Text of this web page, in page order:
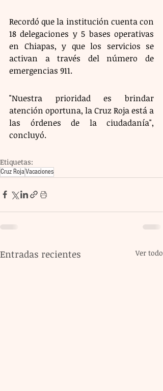
Recordó que la institución cuenta con
18 delegaciones y 5 bases operativas
en Chiapas, y que los servicios se
activan a través del número de
emergencias 911.
"Nuestra prioridad es brindar
atención oportuna, la Cruz Roja está a
las órdenes de la ciudadanía",
concluyó.
Etiquetas:
Cruz RojaVacaciones
Entradas recientes Ver todo